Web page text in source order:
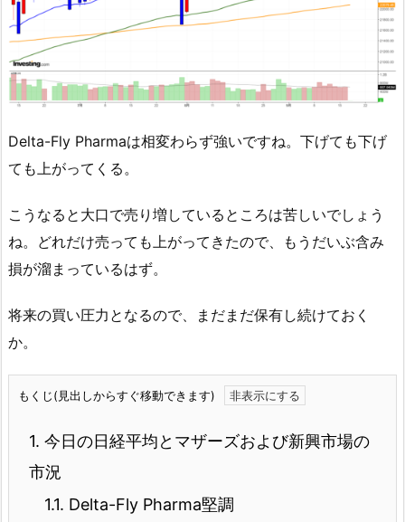
Delta-Fly Pharmaは相変わらず強いですね。下げても下げ
ても上がってくる。
こうなると大口で売り増しているところは苦しいでしょう
ね。どれだけ売っても上がってきたので、もうだいぶ含み
損が溜まっているはず。
将来の買い圧力となるので、まだまだ保有し続けておく
か。
もくじ(見出しからすぐ移動できます)
1. 今日の日経平均とマザーズおよび新興市場の
市況
1.1. Delta-Fly Pharma堅調